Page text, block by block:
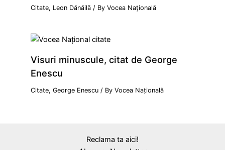
Citate, Leon Dănăilă / ByVocea Națională
Visuri minuscule, citat de George
Enescu
Citate,George Enescu / ByVocea Națională
Reclama ta aici!